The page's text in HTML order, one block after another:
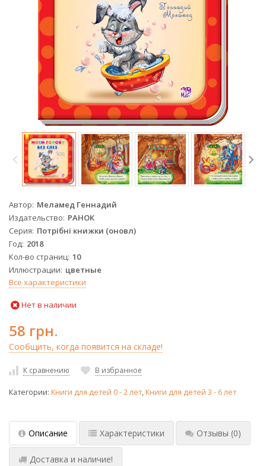
Автор Меламед Геннадий
Издательство РАНОК
Серия Потрібні книжки (оновл)
Год 2018
Кол-во страниц 10
Иллюстрации цветные
Все характеристики
Нет в наличии
58 грн.
Сообщить, когда появится на складе!
К сравнению В избранное
Категории: Книги для детей 0 - 2 лет,Книги для детей 3 - 6 лет
Описание Характеристики Отзывы (0)
Доставка и наличие!